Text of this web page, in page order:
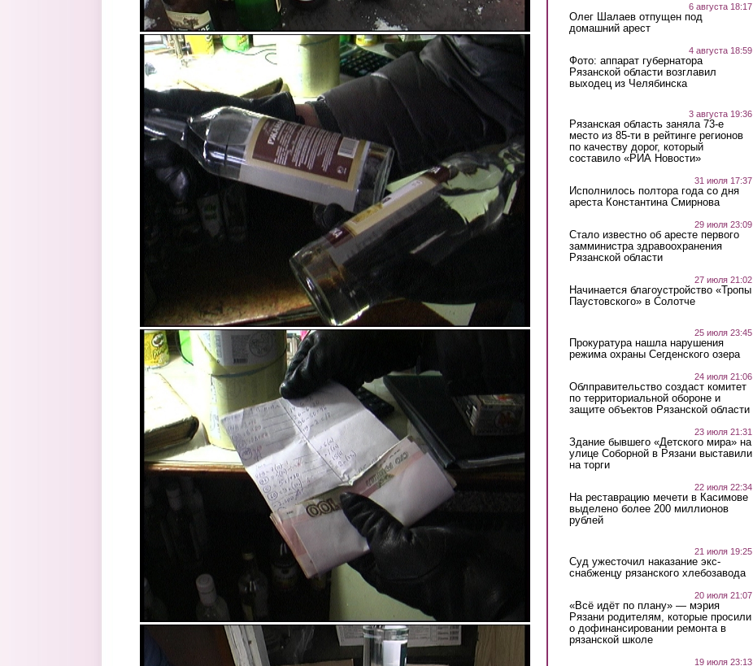
3.jpg
4.jpg
6 августа 18:17
Олег Шалаев отпущен под
домашний арест
4 августа 18:59
Фото: аппарат губернатора
Рязанской области возглавил
выходец из Челябинска
3 августа 19:36
Рязанская область заняла 73-е
место из 85-ти в рейтинге регионов
по качеству дорог, который
составило «РИА Новости»
31 июля 17:37
Исполнилось полтора года со дня
ареста Константина Смирнова
29 июля 23:09
Стало известно об аресте первого
замминистра здравоохранения
Рязанской области
27 июля 21:02
Начинается благоустройство «Тропы
Паустовского» в Солотче
25 июля 23:45
Прокуратура нашла нарушения
режима охраны Сегденского озера
24 июля 21:06
Облправительство создаст комитет
по территориальной обороне и
защите объектов Рязанской области
23 июля 21:31
Здание бывшего «Детского мира» на
улице Соборной в Рязани выставили
на торги
22 июля 22:34
На реставрацию мечети в Касимове
выделено более 200 миллионов
рублей
21 июля 19:25
Суд ужесточил наказание экс-
снабженцу рязанского хлебозавода
20 июля 21:07
«Всё идёт по плану» — мэрия
Рязани родителям, которые просили
о дофинансировании ремонта в
рязанской школе
19 июля 23:13